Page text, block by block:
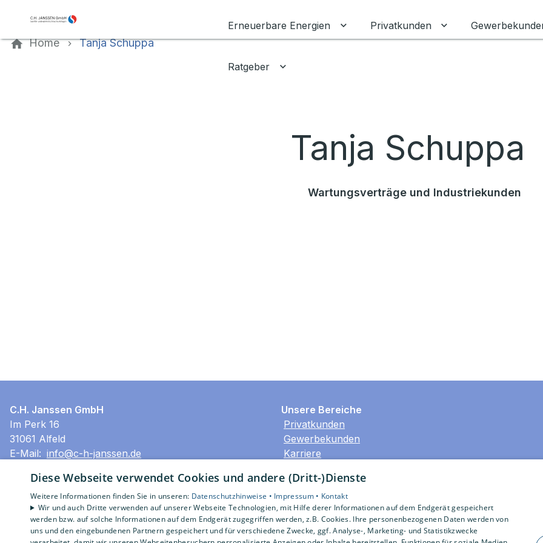
Erneuerbare Energien
Untermenü für Erneuerbare Energien
Privatkunden Untermenü für
Ratgeber Untermenü für Ratgeber umschalten
Home Tanja Schuppa
Tanja Schuppa
Wartungsverträge und Industriekunden
C.H. Janssen GmbH
Im Perk 16
31061 Alfeld
E-Mail: info@c-h-janssen.de
Impressum
Barrierefreiheitserklärung
Datenschutzerklärung
AGB
Unsere Bereiche
Privatkunden
Gewerbekunden
Karriere
Kontakt
Diese Webseite verwendet Cookies und andere (Dritt-)Dienste
Weitere Informationen finden Sie in unseren: Datenschutzhinweise • Impressum • Kontakt
Wir und auch Dritte verwenden auf unserer Webseite Technologien, mit Hilfe derer Informationen auf dem Endgerät gespeichert
werden bzw. auf solche Informationen auf dem Endgerät zugegriffen werden, z.B. Cookies. Ihre personenbezogenen Daten werden von
uns und den eingebundenen Partnern gespeichert und für verschiedene Zwecke, ggf. Analyse-, Marketing- und Statistikzwecke